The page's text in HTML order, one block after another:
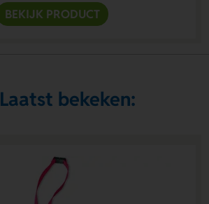
BEKIJK PRODUCT
Laatst bekeken: